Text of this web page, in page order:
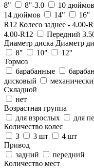
8"
8"-3.0 10 дюймов
14 дюймов
14" 16"
R12 Колесо заднее - 4.00-
4.00-R12
Передний
Диаметр диска Диаметр
8"
10"
12"
Тормоз
барабанные
дисковый
Складной
нет
Возрастная группа
для взрослых
для
Количество колес
3
3 шт
4 шт
Привод
задний
передний
Количество мест